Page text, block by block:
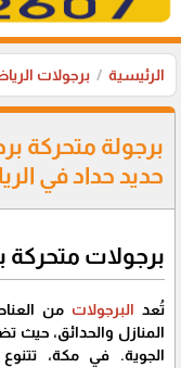
الرئيسية برجولات
برجولة متحركة
حديد حداد في
برجولات متحركة
تُعد البرجولات من
المنازل والحدائق، حيث
الجوية. في مكة، تتنوع